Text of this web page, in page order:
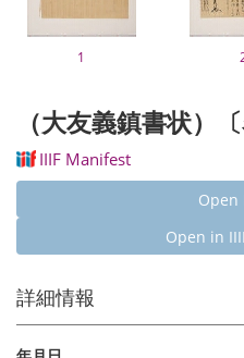
1
（大友義鎮書状）
IIIF Manifest
Open
Open in
詳細情報